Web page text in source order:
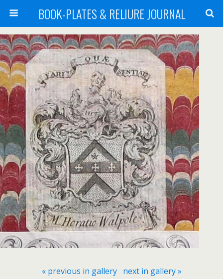
BOOK-PLATES & RELIURE JOURNAL
« previous in gallery next in gallery »